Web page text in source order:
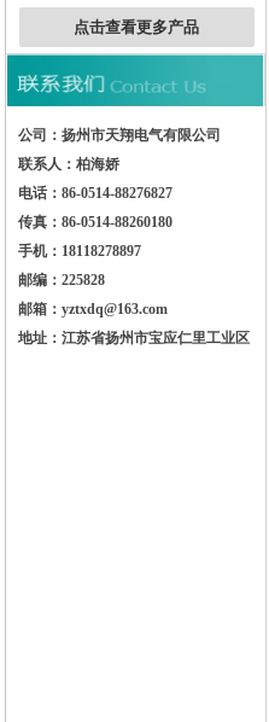
点击查看更多产品
公司：扬州市天翔电气有限公司
联系人：柏海娇
电话：86-0514-88276827
传真：86-0514-88260180
手机：18118278897
邮编：225828
邮箱：yztxdq@163.com
地址：江苏省扬州市宝应仁里工业区